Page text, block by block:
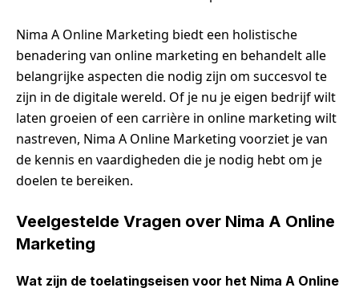
Nima A Online Marketing biedt een holistische
benadering van online marketing en behandelt alle
belangrijke aspecten die nodig zijn om succesvol te
zijn in de digitale wereld. Of je nu je eigen bedrijf wilt
laten groeien of een carrière in online marketing wilt
nastreven, Nima A Online Marketing voorziet je van
de kennis en vaardigheden die je nodig hebt om je
doelen te bereiken.
Veelgestelde Vragen over Nima A Online
Marketing
Wat zijn de toelatingseisen voor het Nima A Online